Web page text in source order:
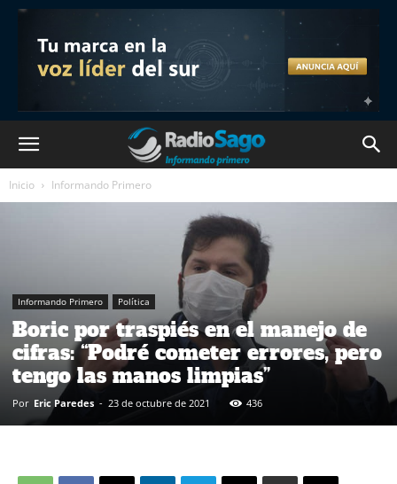
Inicio Informando Primero
Informando Primero Política
Boric por traspiés en el manejo de
cifras: “Podré cometer errores, pero
tengo las manos limpias”
Por Eric Paredes - 23 de octubre de 2021 436